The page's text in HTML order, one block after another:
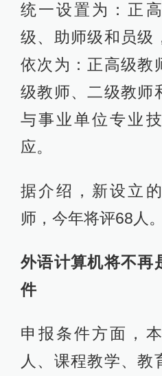
统一设置为：正
级、助师级和员级
依次为：正高级教
级教师、二级教师
与事业单位专业
应。
据介绍，新设立
师，今年将评68人。
外语计算机将不再
件
申报条件方面，
人、课程教学、教